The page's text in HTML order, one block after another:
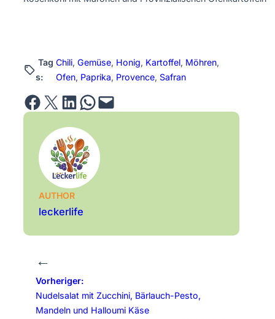
Tag
s:
Chili, Gemüse, Honig, Kartoffel, Möhren
Ofen, Paprika, Provence, Safran
Share on Facebook Email this Page Share on LinkedIn Share on WhatsApp Email this Page
AUTHOR
leckerlife
←
Vorheriger:
Nudelsalat mit Zucchini, Bärlauch-Pesto,
Mandeln und Halloumi Käse